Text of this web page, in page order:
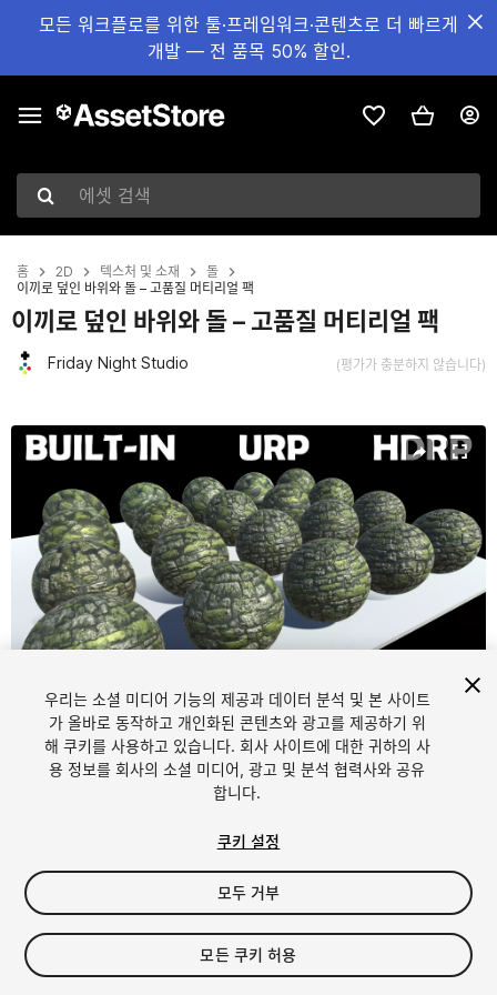
모든 워크플로를 위한 툴·프레임워크·콘텐츠로 더 빠르게
개발 — 전 품목 50% 할인.
에셋 검색
홈 2D 텍스처 및 소재
돌
이끼로 덮인 바위와 돌 – 고품질 머티리얼 팩
이끼로 덮인 바위와 돌 – 고품질 머티리얼 팩
Friday Night Studio (평가가 충분하지 않습니다)
현재 슬라이드: 1 / 23
1/23
$9.99
세금/부가세는 결제 시 반영됩니다.
우리는 소셜 미디어 기능의 제공과 데이터 분석 및 본 사이트
가 올바로 동작하고 개인화된 콘텐츠와 광고를 제공하기 위
해 쿠키를 사용하고 있습니다. 회사 사이트에 대한 귀하의 사
용 정보를 회사의 소셜 미디어, 광고 및 분석 협력사와 공유
합니다.
쿠키 설정
모두 거부
모든 쿠키 허용